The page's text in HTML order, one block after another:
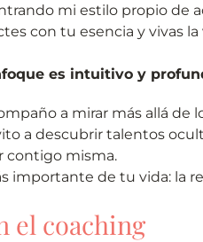
mi estilo propio de
con tu esencia y vivas
es intuitivo y
a mirar más allá de
a descubrir talentos
contigo misma.
importante de tu vida: la
el coaching